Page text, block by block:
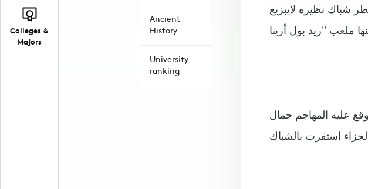
Colleges &
Majors
Ancient
History
University
ranking
شباك نظيره لايبزيغ
بهدف أول وقع عليه المهاجم جمال